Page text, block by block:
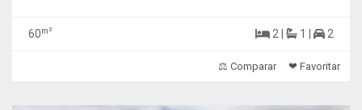
60m² 2 | 1 | 2
⚖ Comparar ❤ Favoritar